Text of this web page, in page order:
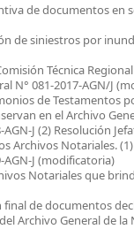
de documentos en
de siniestros por
Técnica
N° 081-2017-AGN/J
de Testamentos
en el Archivo
J (2) Resolución
Archivos Notariales.
AGN-J (modificatoria)
Notariales que
de documentos
Archivo General de la